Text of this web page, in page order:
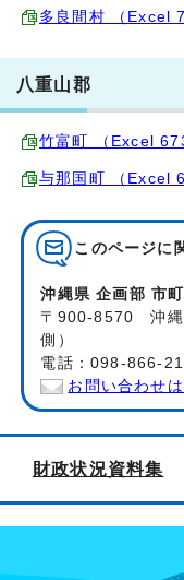
多良間村 （Excel
八重山郡
竹富町 （Excel
与那国町 （Excel
このページに
沖縄県 企画部 市
〒900-8570 沖縄
側）
電話：098-866-
お問い合わせ
財政状況資料集